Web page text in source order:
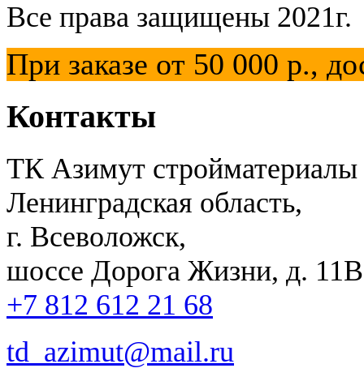
Все права защищены 2021г.
При заказе от 50 000 р.,
Контакты
ТК Азимут стройматериалы
Ленинградская область,
г. Всеволожск,
шоссе Дорога Жизни, д.
+7 812 612 21 68
td_azimut@mail.ru